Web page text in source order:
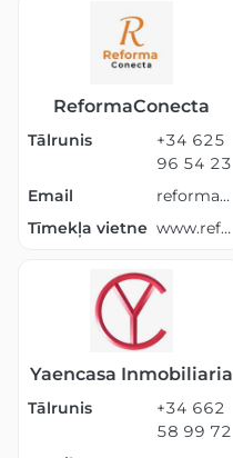
ReformaConecta
Tālrunis
+34 625
96 54 23
Email
reformasvillanuevatorrelavega@gmail.com
Tīmekļa vietne
www.reformaconecta.com
Yaencasa Inmobiliaria
Tālrunis
+34 662
58 99 72